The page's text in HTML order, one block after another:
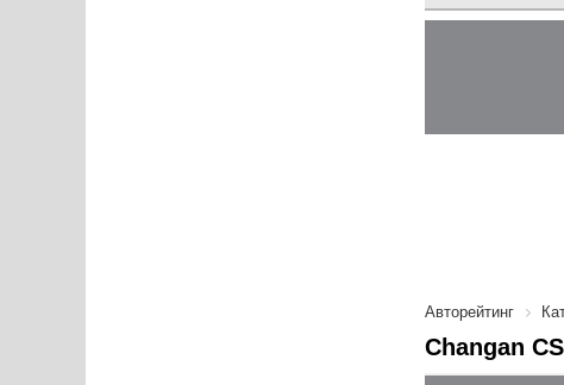
Авторейтинг
Changan